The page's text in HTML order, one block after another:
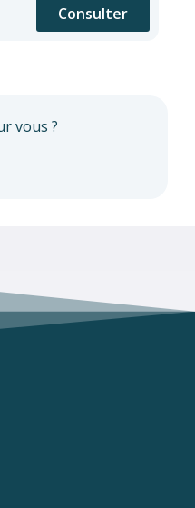
Consulter
vous ?